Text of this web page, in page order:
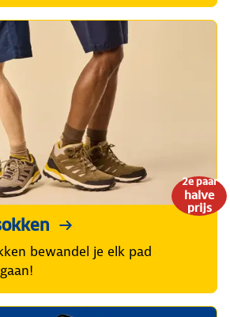
2e paar
halve
prijs
bewandel je elk pad